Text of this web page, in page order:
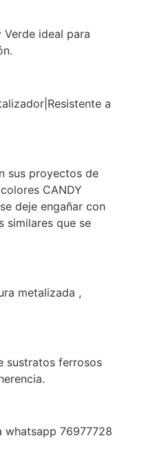
ideal para
a
sus proyectos de
CANDY
deje engañar con
similares que se
metalizada ,
sustratos ferrosos
whatsapp 76977728